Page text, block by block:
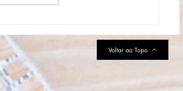
dos SMURFS da América Latina
Voltar ao Topo